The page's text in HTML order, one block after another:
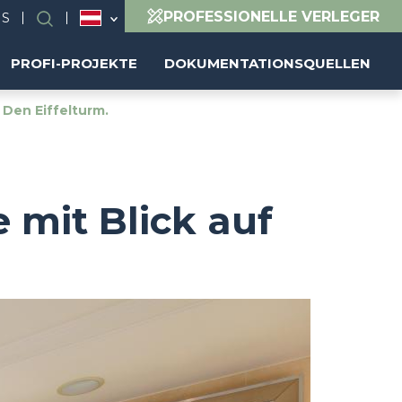
Suchen PROFESSIONELLE VERLEGER
PROFI-PROJEKTE DOKUMENTATIONSQUELLEN
Eiffelturm.
mit Blick auf